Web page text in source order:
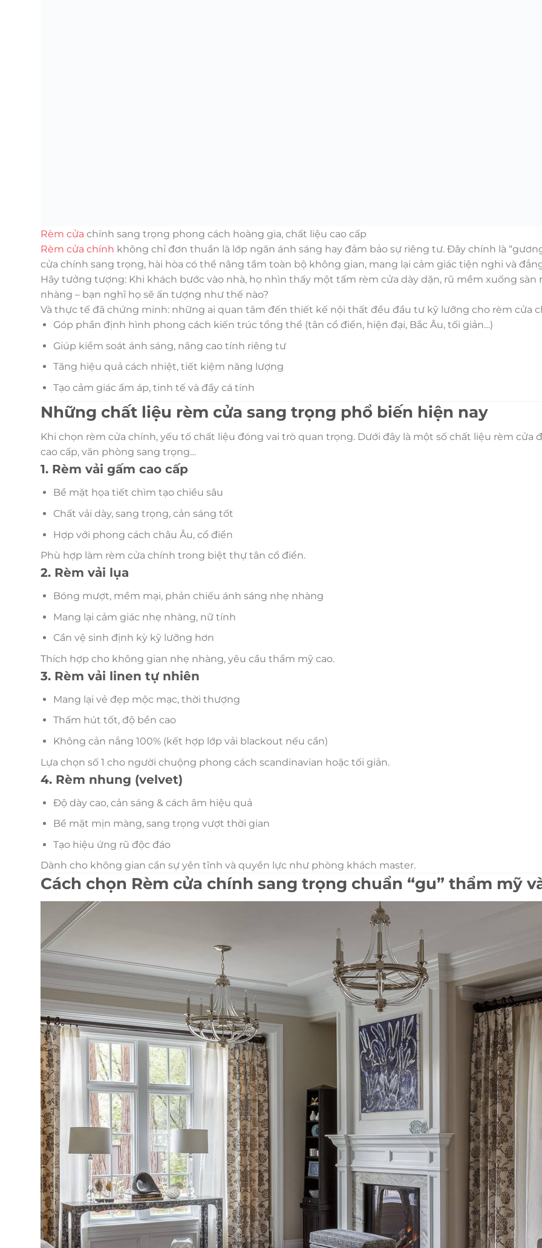
Rèm cửa chính sang trọng phong cách hoàng gia, chất liệu cao cấp
Rèm cửa chính không chỉ đơn thuần là lớp ngăn ánh sáng hay đảm bảo sự riêng tư. Đây chính là
cửa chính sang trọng, hài hòa có thể nâng tầm toàn bộ không gian, mang lại cảm giác tiện nghi và
Hãy tưởng tượng: Khi khách bước vào nhà, họ nhìn thấy một tấm rèm cửa dày dặn, rũ mềm xuống sàn
nhàng – bạn nghĩ họ sẽ ấn tượng như thế nào?
Và thực tế đã chứng minh: những ai quan tâm đến thiết kế nội thất đều đầu tư kỹ lưỡng cho rèm cửa
Góp phần định hình phong cách kiến trúc tổng thể (tân cổ điển, hiện đại, Bắc Âu, tối giản…)
Giúp kiểm soát ánh sáng, nâng cao tính riêng tư
Tăng hiệu quả cách nhiệt, tiết kiệm năng lượng
Tạo cảm giác ấm áp, tinh tế và đầy cá tính
Những chất liệu rèm cửa sang trọng phổ biến hiện nay
Khi chọn rèm cửa chính, yếu tố chất liệu đóng vai trò quan trọng. Dưới đây là một số chất liệu rèm cửa
cao cấp, văn phòng sang trọng…
1. Rèm vải gấm cao cấp
Bề mặt họa tiết chìm tạo chiều sâu
Chất vải dày, sang trọng, cản sáng tốt
Hợp với phong cách châu Âu, cổ điển
Phù hợp làm rèm cửa chính trong biệt thự tân cổ điển.
2. Rèm vải lụa
Bóng mượt, mềm mại, phản chiếu ánh sáng nhẹ nhàng
Mang lại cảm giác nhẹ nhàng, nữ tính
Cần vệ sinh định kỳ kỹ lưỡng hơn
Thích hợp cho không gian nhẹ nhàng, yêu cầu thẩm mỹ cao.
3. Rèm vải linen tự nhiên
Mang lại vẻ đẹp mộc mạc, thời thượng
Thấm hút tốt, độ bền cao
Không cản nắng 100% (kết hợp lớp vải blackout nếu cần)
Lựa chọn số 1 cho người chuộng phong cách scandinavian hoặc tối giản.
4. Rèm nhung (velvet)
Độ dày cao, cản sáng & cách âm hiệu quả
Bề mặt mịn màng, sang trọng vượt thời gian
Tạo hiệu ứng rũ độc đáo
Dành cho không gian cần sự yên tĩnh và quyền lực như phòng khách master.
Cách chọn Rèm cửa chính sang trọng chuẩn “gu” thẩm mỹ